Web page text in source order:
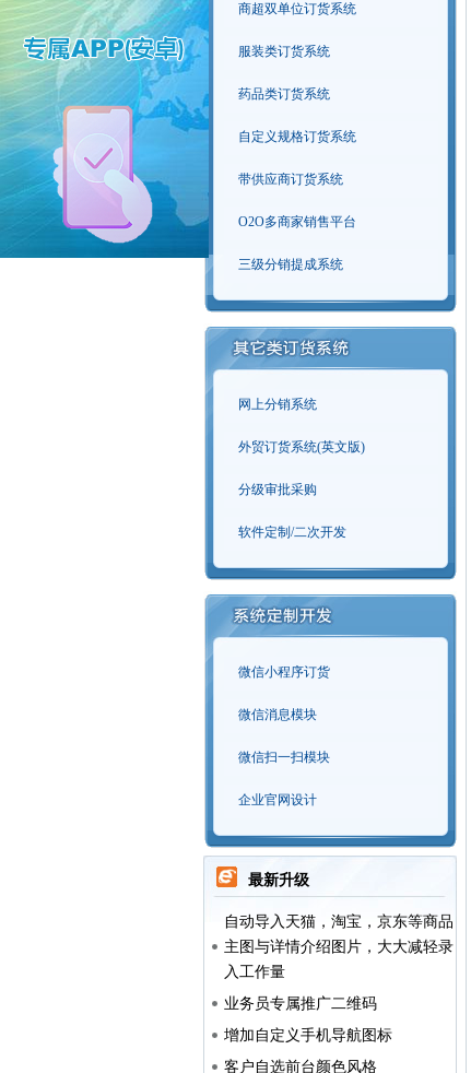
商超双单位订货系统
服装类订货系统
药品类订货系统
自定义规格订货系统
带供应商订货系统
O2O多商家销售平台
三级分销提成系统
网上分销系统
外贸订货系统(英文版)
分级审批采购
软件定制/二次开发
微信小程序订货
微信消息模块
微信扫一扫模块
企业官网设计
最新升级
自动导入天猫，淘宝，京东等商品
主图与详情介绍图片，大大减轻录
入工作量
业务员专属推广二维码
增加自定义手机导航图标
客户自选前台颜色风格